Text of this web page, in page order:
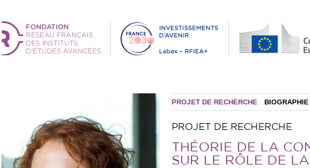
PROJET DE RECHERCHE BIOGRAPHIE
PROJET DE RECHERCHE
THÉORIE DE LA
SUR LE RÔLE DE